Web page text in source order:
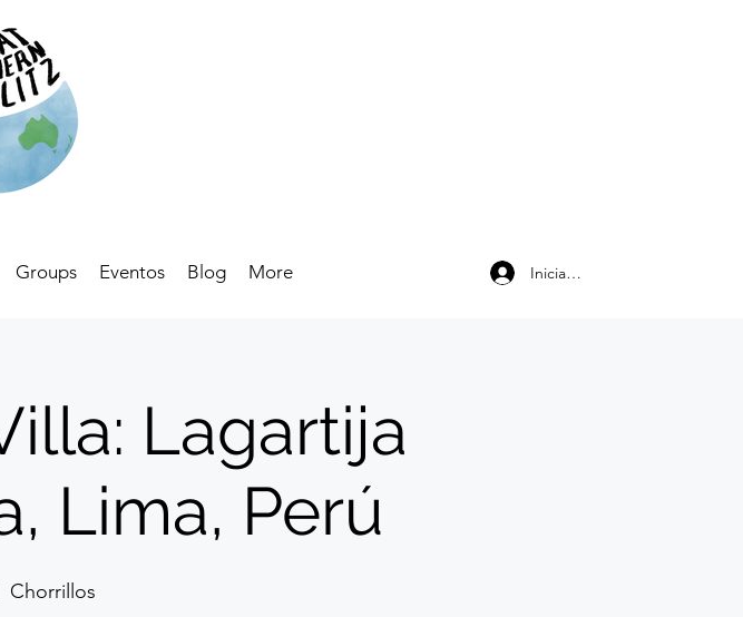
Groups Eventos Blog More Iniciar sesión
Lagartija
Lima, Perú
Chorrillos